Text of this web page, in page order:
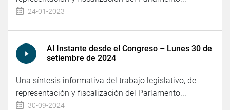
24-01-2023
Al Instante desde el Congreso – Lunes 30 de
setiembre de 2024
Una síntesis informativa del trabajo legislativo, de
representación y fiscalización del Parlamento...
30-09-2024